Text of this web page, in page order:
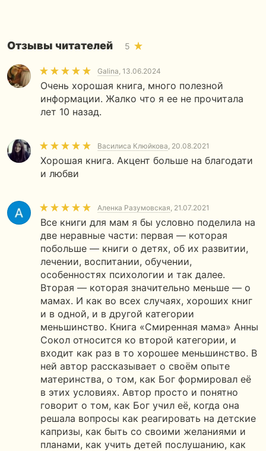
Отзывы читателей 5
Galina, 13.06.2024
Очень хорошая книга, много полезной
информации. Жалко что я ее не прочитала
лет 10 назад.
Василиса Клюйкова, 20.08.2021
Хорошая книга. Акцент больше на благодати
и любви
Аленка Разумовская, 21.07.2021
Все книги для мам я бы условно поделила на
две неравные части: первая — которая
побольше — книги о детях, об их развитии,
лечении, воспитании, обучении,
особенностях психологии и так далее.
Вторая — которая значительно меньше — о
мамах. И как во всех случаях, хороших книг
и в одной, и в другой категории
меньшинство. Книга «Смиренная мама» Анны
Сокол относится ко второй категории, и
входит как раз в то хорошее меньшинство. В
ней автор рассказывает о своём опыте
материнства, о том, как Бог формировал её
в этих условиях. Автор просто и понятно
говорит о том, как Бог учил её, когда она
решала вопросы как реагировать на детские
капризы, как быть со своими желаниями и
планами, как учить детей послушанию, как